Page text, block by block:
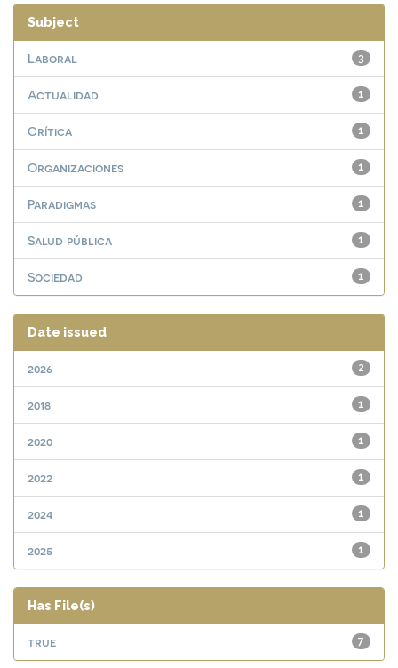
Subject
3
Laboral
1
Actualidad
1
Crítica
1
Organizaciones
1
Paradigmas
1
Salud pública
1
Sociedad
Date issued
2
2026
1
2018
1
2020
1
2022
1
2024
1
2025
Has File(s)
7
true